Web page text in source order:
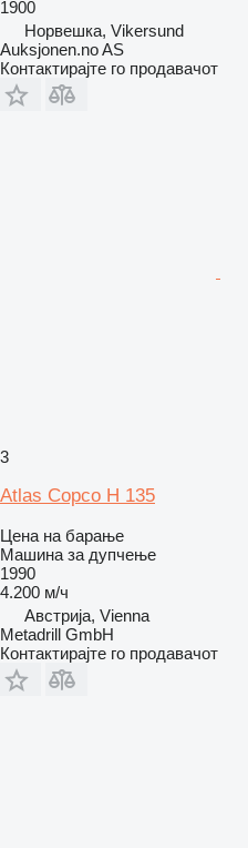
1900
Норвешка, Vikersund
Auksjonen.no AS
Контактирајте го продавачот
3
Atlas Copco H 135
Цена на барање
Машина за дупчење
1990
4.200 м/ч
Австрија, Vienna
Metadrill GmbH
Контактирајте го продавачот